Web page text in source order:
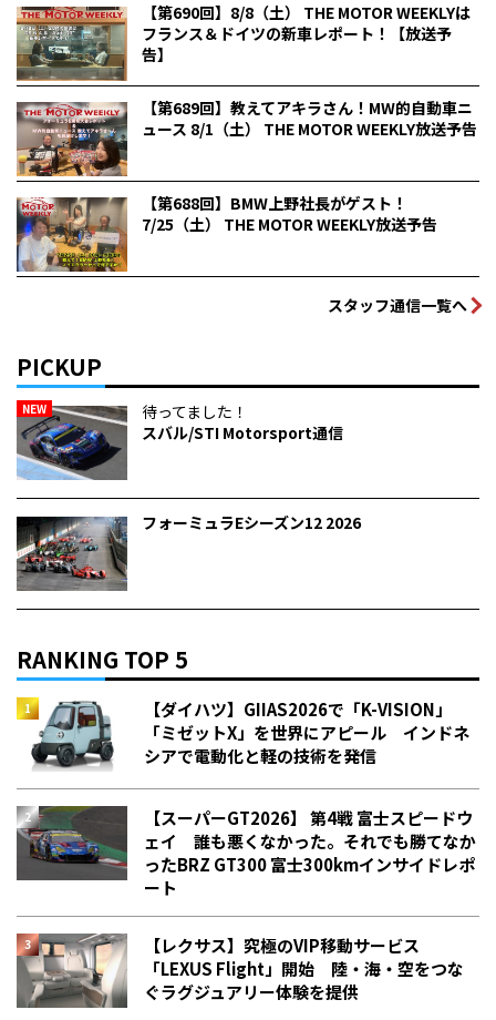
【第690回】8/8（土） THE MOTOR WEEKLYは
フランス＆ドイツの新車レポート！【放送予
告】
【第689回】教えてアキラさん！MW的自動車ニ
ュース 8/1（土） THE MOTOR WEEKLY放送予告
【第688回】BMW上野社長がゲスト！
7/25（土） THE MOTOR WEEKLY放送予告
スタッフ通信一覧へ
PICKUP
NEW
待ってました！
スバル/STI Motorsport通信
フォーミュラEシーズン12 2026
RANKING TOP 5
【ダイハツ】GIIAS2026で「K-VISION」
「ミゼットX」を世界にアピール インドネ
シアで電動化と軽の技術を発信
【スーパーGT2026】 第4戦 富士スピードウ
ェイ 誰も悪くなかった。それでも勝てなか
った――BRZ GT300 富士300kmインサイドレポ
ート
【レクサス】究極のVIP移動サービス
「LEXUS Flight」開始 陸・海・空をつな
ぐラグジュアリー体験を提供